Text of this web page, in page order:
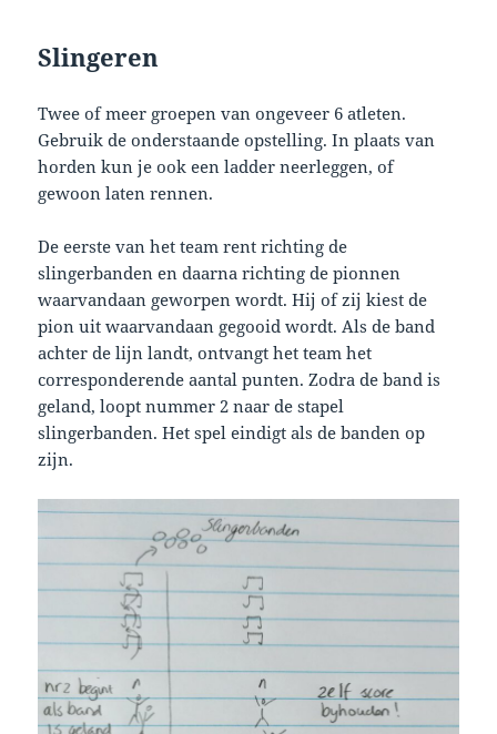
Slingeren
Twee of meer groepen van ongeveer 6 atleten.
Gebruik de onderstaande opstelling. In plaats van
horden kun je ook een ladder neerleggen, of
gewoon laten rennen.
De eerste van het team rent richting de
slingerbanden en daarna richting de pionnen
waarvandaan geworpen wordt. Hij of zij kiest de
pion uit waarvandaan gegooid wordt. Als de band
achter de lijn landt, ontvangt het team het
corresponderende aantal punten. Zodra de band is
geland, loopt nummer 2 naar de stapel
slingerbanden. Het spel eindigt als de banden op
zijn.